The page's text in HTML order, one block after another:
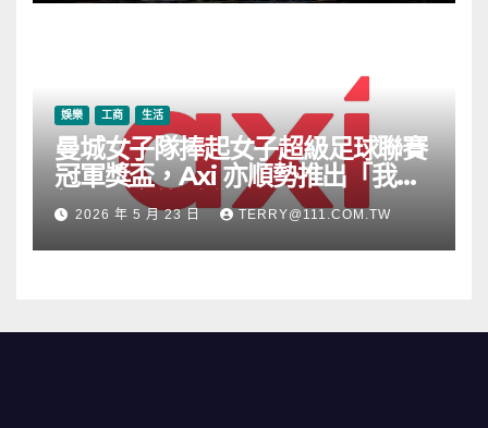
娛樂 工商 生活
曼城女子隊捧起女子超級足球聯賽
冠軍獎盃，Axi 亦順勢推出「我的
根源」宣傳活動
2026 年 5 月 23 日 TERRY@111.COM.TW